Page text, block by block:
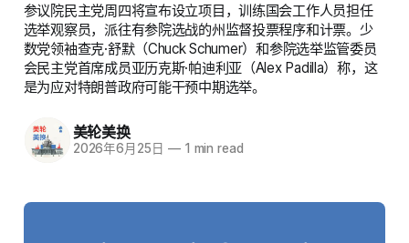
参议院民主党周四将宣布设立项目，训练国会工作人员担任
选举观察员，派往有参院选战的州监督投票程序和计票。少
数党领袖查克·舒默（Chuck Schumer）和参院选举监管委员
会民主党首席成员亚历克斯·帕迪利亚（Alex Padilla）称，这
是为应对特朗普政府可能干预中期选举。
美轮美换
2026年6月25日 —1 min read